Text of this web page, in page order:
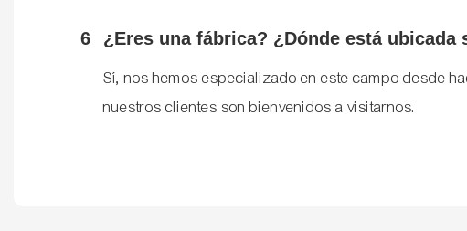
6 ¿Eres una fábrica? ¿Dónde está ubicada
Sí, nos hemos especializado en este campo desde
nuestros clientes son bienvenidos a visitarnos.